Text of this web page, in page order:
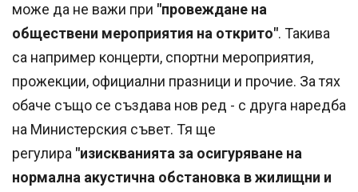
може да не важи при "провеждане на
обществени мероприятия на открито". Такива
са например концерти, спортни мероприятия,
прожекции, официални празници и прочие. За тях
обаче също се създава нов ред - с друга наредба
на Министерския съвет. Тя ще
регулира "изискванията за осигуряване на
нормална акустична обстановка в жилищни и